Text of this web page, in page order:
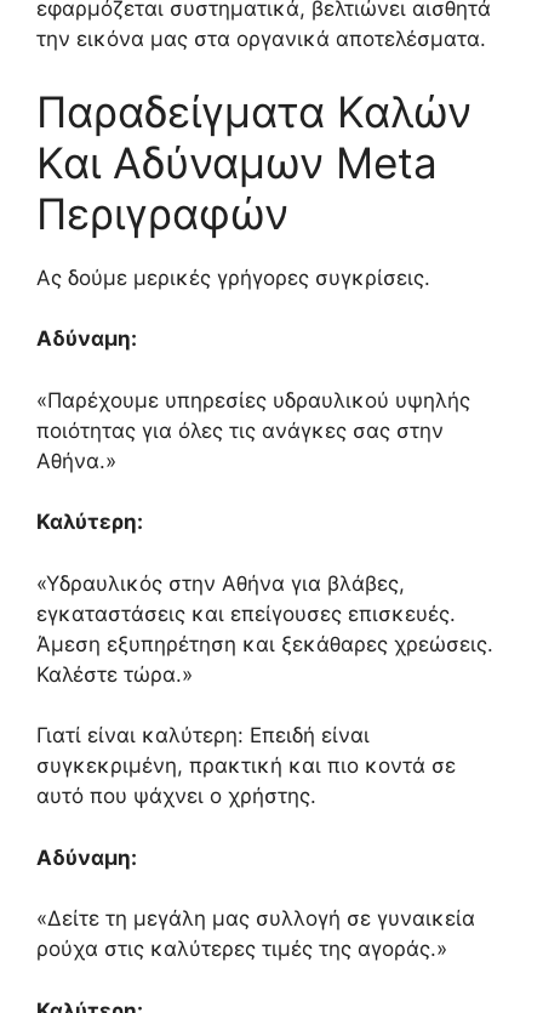
εφαρμόζεται συστηματικά, βελτιώνει αισθητά
την εικόνα μας στα οργανικά αποτελέσματα.
Παραδείγματα Καλών
Και Αδύναμων Meta
Περιγραφών
Ας δούμε μερικές γρήγορες συγκρίσεις.
Αδύναμη:
«Παρέχουμε υπηρεσίες υδραυλικού υψηλής
ποιότητας για όλες τις ανάγκες σας στην
Αθήνα.»
Καλύτερη:
«Υδραυλικός στην Αθήνα για βλάβες,
εγκαταστάσεις και επείγουσες επισκευές.
Άμεση εξυπηρέτηση και ξεκάθαρες χρεώσεις.
Καλέστε τώρα.»
Γιατί είναι καλύτερη: Επειδή είναι
συγκεκριμένη, πρακτική και πιο κοντά σε
αυτό που ψάχνει ο χρήστης.
Αδύναμη:
«Δείτε τη μεγάλη μας συλλογή σε γυναικεία
ρούχα στις καλύτερες τιμές της αγοράς.»